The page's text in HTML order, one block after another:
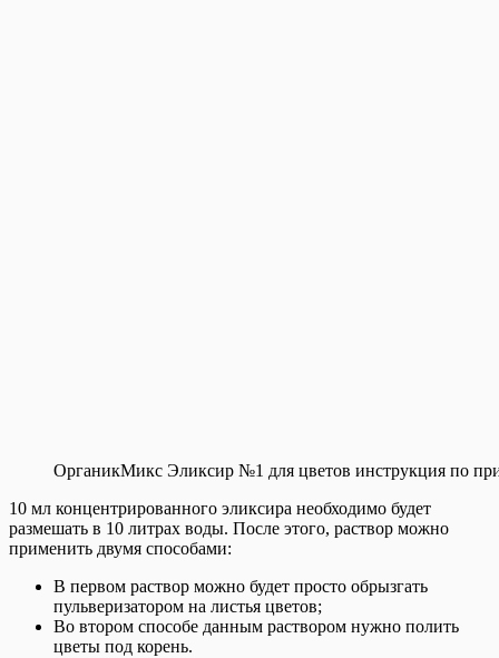
ОрганикМикс Эликсир №1 для цветов инструкция по
10 мл концентрированного эликсира необходимо будет
размешать в 10 литрах воды. После этого, раствор можно
применить двумя способами:
В первом раствор можно будет просто обрызгать
пульверизатором на листья цветов;
Во втором способе данным раствором нужно полить
цветы под корень.